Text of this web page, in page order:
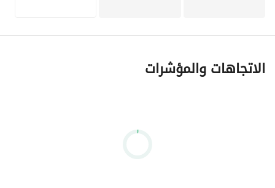
الاتجاهات والمؤشرات